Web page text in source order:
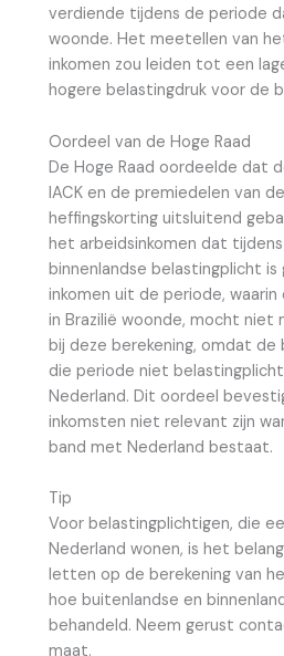
verdiende tijdens de periode
woonde. Het meetellen van
inkomen zou leiden tot een
hogere belastingdruk voor de
Oordeel van de Hoge Raad
De Hoge Raad oordeelde dat
IACK en de premiedelen van
heffingskorting uitsluitend
het arbeidsinkomen dat
binnenlandse belastingplicht
inkomen uit de periode,
in Brazilië woonde, mocht niet
bij deze berekening, omdat de
die periode niet
Nederland. Dit oordeel
inkomsten niet relevant zijn
band met Nederland bestaat.
Tip
Voor belastingplichtigen, die
Nederland wonen, is het
letten op de berekening van
hoe buitenlandse en
behandeld. Neem gerust
maat.